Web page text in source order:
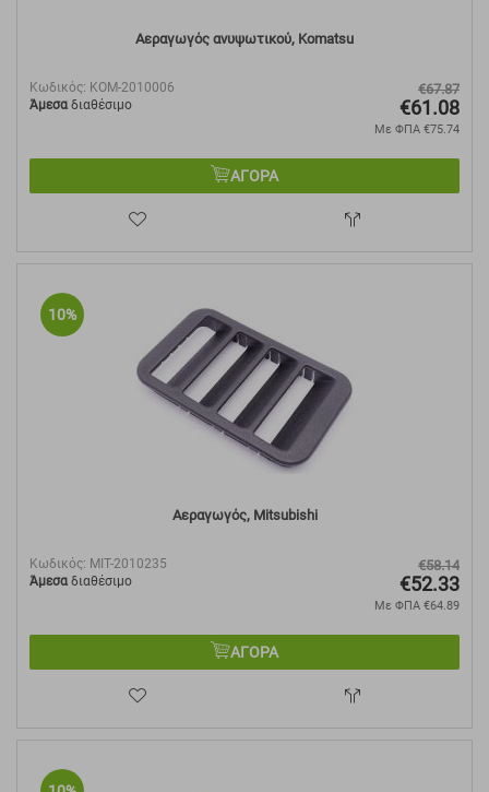
Αεραγωγός ανυψωτικού, Komatsu
Κωδικός: KOM-2010006
Άμεσα διαθέσιμο
€67.87
€61.08
Με ΦΠΑ €75.74
ΑΓΟΡΑ
10%
Αεραγωγός, Mitsubishi
Κωδικός: MIT-2010235
Άμεσα διαθέσιμο
€58.14
€52.33
Με ΦΠΑ €64.89
ΑΓΟΡΑ